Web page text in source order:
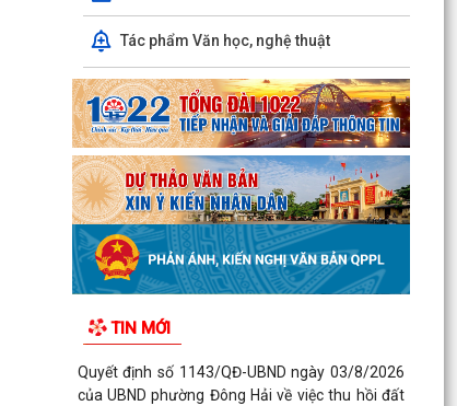
Tác phẩm Văn học, nghệ thuật
TIN MỚI
Quyết định số 1143/QĐ-UBND ngày 03/8/2026
của UBND phường Đông Hải về việc thu hồi đất